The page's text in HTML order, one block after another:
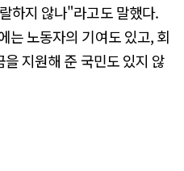
하지 않나"라고도 말했다.
는 노동자의 기여도 있고, 회
지원해 준 국민도 있지 않